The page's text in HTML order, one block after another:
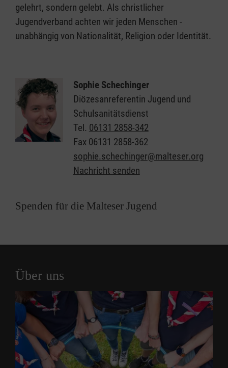
gelehrt, sondern gelebt. Als christlicher
Jugendverband achten wir jeden Menschen -
unabhängig von Nationalität, Religion oder Identität.
Sophie Schechinger
Diözesanreferentin Jugend und
Schulsanitätsdienst
Tel. 06131 2858-342
Fax 06131 2858-362
sophie.schechinger@malteser.org
Nachricht senden
Spenden für die Malteser Jugend
Über uns